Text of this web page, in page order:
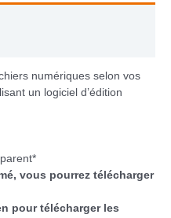
numériques selon vos
un logiciel d’édition
vous pourrez télécharger
pour télécharger les